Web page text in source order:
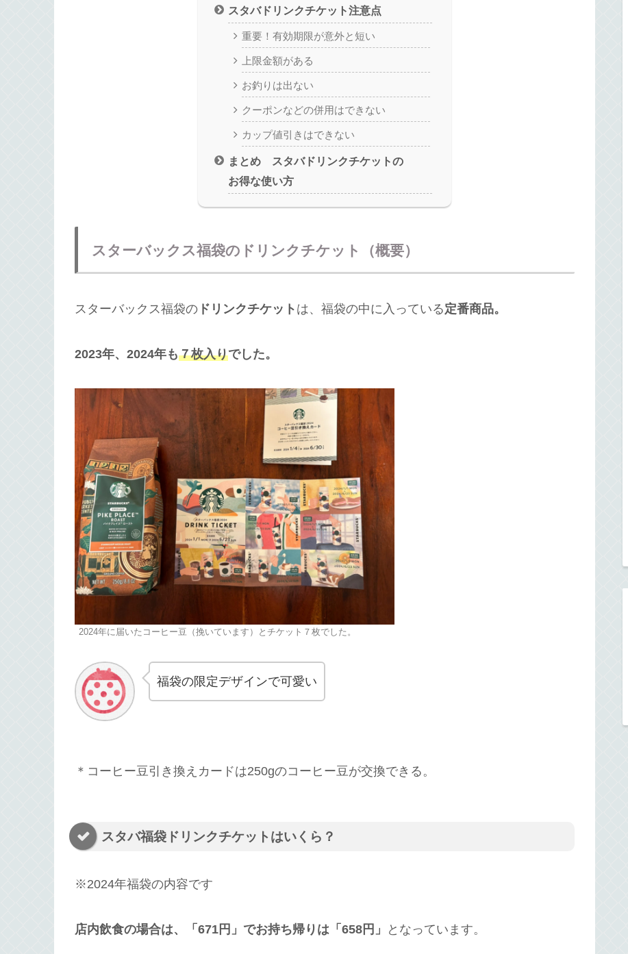
スタバドリンクチケット注意点
重要！有効期限が意外と短い
上限金額がある
お釣りは出ない
クーポンなどの併用はできない
カップ値引きはできない
まとめ スタバドリンクチケットの
お得な使い方
スターバックス福袋のドリンクチケット（概要）
スターバックス福袋の ドリンクチケット は、福袋の中に入っている定番商品。
2023年、2024年も７枚入りでした。
2024年に届いたコーヒー豆（挽いています）とチケット７枚でした。
福袋の限定デザインで可愛い
＊コーヒー豆引き換えカードは250gのコーヒー豆が交換できる。
スタバ福袋ドリンクチケットはいくら？
※2024年福袋の内容です
店内飲食の場合は、「671円」でお持ち帰りは「658円」 となっています。